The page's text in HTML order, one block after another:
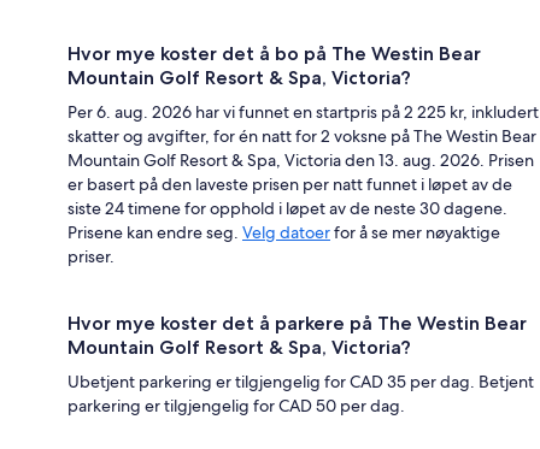
Hvor mye koster det å bo på The Westin Bear
Mountain Golf Resort & Spa, Victoria?
Per 6. aug. 2026 har vi funnet en startpris på 2 225 kr, inkludert
skatter og avgifter, for én natt for 2 voksne på The Westin Bear
Mountain Golf Resort & Spa, Victoria den 13. aug. 2026. Prisen
er basert på den laveste prisen per natt funnet i løpet av de
siste 24 timene for opphold i løpet av de neste 30 dagene.
Prisene kan endre seg. Velg datoerfor å se mer nøyaktige
priser.
Hvor mye koster det å parkere på The Westin Bear
Mountain Golf Resort & Spa, Victoria?
Ubetjent parkering er tilgjengelig for CAD 35 per dag. Betjent
parkering er tilgjengelig for CAD 50 per dag.